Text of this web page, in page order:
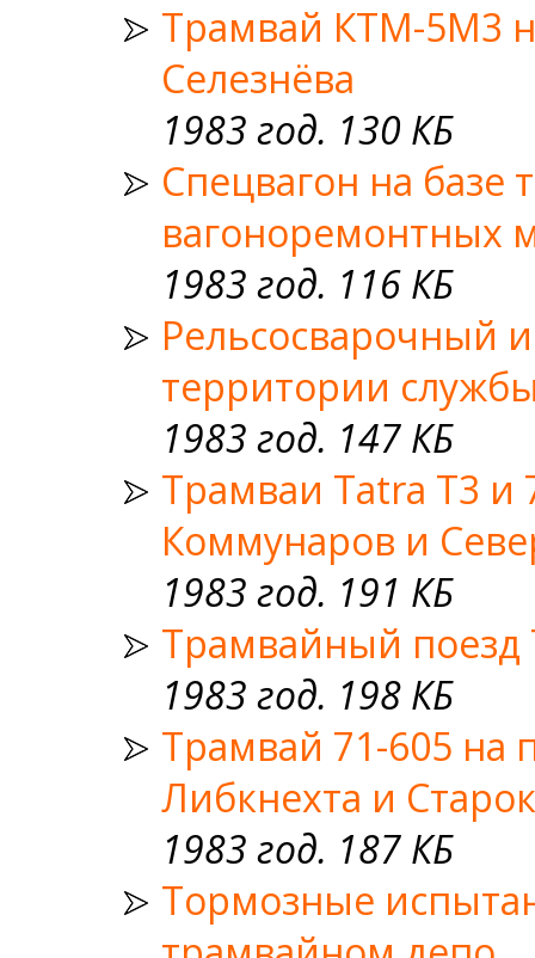
Трамвай КТМ-5М3
Селезнёва
1983 год. 130 КБ
Спецвагон на базе
вагоноремонтных
1983 год. 116 КБ
Рельсосварочный
территории
1983 год. 147 КБ
Трамваи Tatra T3 и
Коммунаров и
1983 год. 191 КБ
Трамвайный поезд
1983 год. 198 КБ
Трамвай 71-605 на
Либкнехта и
1983 год. 187 КБ
Тормозные